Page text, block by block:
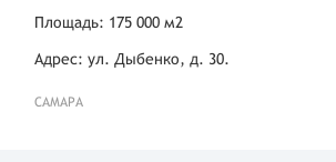
Площадь: 175 000 м2
Адрес: ул. Дыбенко, д. 30.
САМАРА